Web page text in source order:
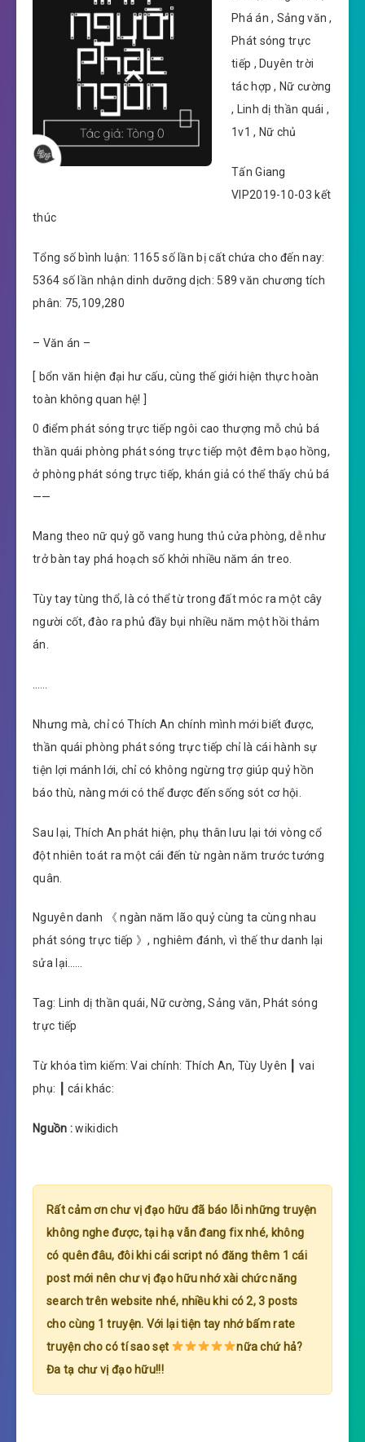
Phá án , Sảng văn ,
Phát sóng trực
tiếp , Duyên trời
tác hợp , Nữ cường
, Linh dị thần quái ,
1v1 , Nữ chủ
Tấn Giang
VIP2019-10-03 kết
thúc
Tổng số bình luận: 1165 số lần bị cất chứa cho đến nay:
5364 số lần nhận dinh dưỡng dịch: 589 văn chương tích
phân: 75,109,280
– Văn án –
[ bổn văn hiện đại hư cấu, cùng thế giới hiện thực hoàn
toàn không quan hệ! ]
0 điểm phát sóng trực tiếp ngôi cao thượng mỗ chủ bá
thần quái phòng phát sóng trực tiếp một đêm bạo hồng,
ở phòng phát sóng trực tiếp, khán giả có thể thấy chủ bá
——
Mang theo nữ quỷ gõ vang hung thủ cửa phòng, dễ như
trở bàn tay phá hoạch số khởi nhiều năm án treo.
Tùy tay tùng thổ, là có thể từ trong đất móc ra một cây
người cốt, đào ra phủ đầy bụi nhiều năm một hồi thảm
án.
Nhưng mà, chỉ có Thích An chính mình mới biết được,
thần quái phòng phát sóng trực tiếp chỉ là cái hành sự
tiện lợi mánh lới, chỉ có không ngừng trợ giúp quỷ hồn
báo thù, nàng mới có thể được đến sống sót cơ hội.
Sau lại, Thích An phát hiện, phụ thân lưu lại tới vòng cổ
đột nhiên toát ra một cái đến từ ngàn năm trước tướng
quân.
Nguyên danh 《 ngàn năm lão quỷ cùng ta cùng nhau
phát sóng trực tiếp 》, nghiêm đánh, vì thế thư danh lại
sửa lại……
Tag: Linh dị thần quái, Nữ cường, Sảng văn, Phát sóng
trực tiếp
Từ khóa tìm kiếm: Vai chính: Thích An, Tùy Uyên ┃ vai
phụ: ┃ cái khác:
Nguồn :wikidich
Rất cảm ơn chư vị đạo hữu đã báo lỗi những truyện
không nghe được, tại hạ vẫn đang fix nhé, không
có quên đâu, đôi khi cái script nó đăng thêm 1 cái
post mới nên chư vị đạo hữu nhớ xài chức năng
search trên website nhé, nhiều khi có 2, 3 posts
cho cùng 1 truyện. Với lại tiện tay nhớ bấm rate
truyện cho có tí sao sẹt
nữa chứ hả?
Đa tạ chư vị đạo hữu!!!